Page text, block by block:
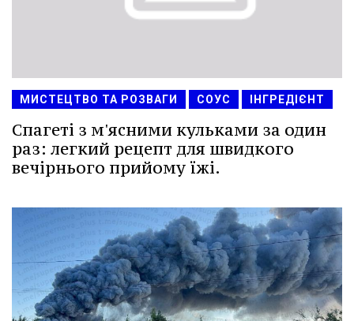
МИСТЕЦТВО ТА РОЗВАГИ СОУС ІНГРЕДІЄНТ
Спагеті з м'ясними кульками за один
раз: легкий рецепт для швидкого
вечірнього прийому їжі.